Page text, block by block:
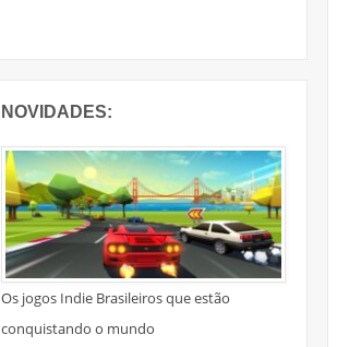
NOVIDADES:
Os jogos Indie Brasileiros que estão
conquistando o mundo